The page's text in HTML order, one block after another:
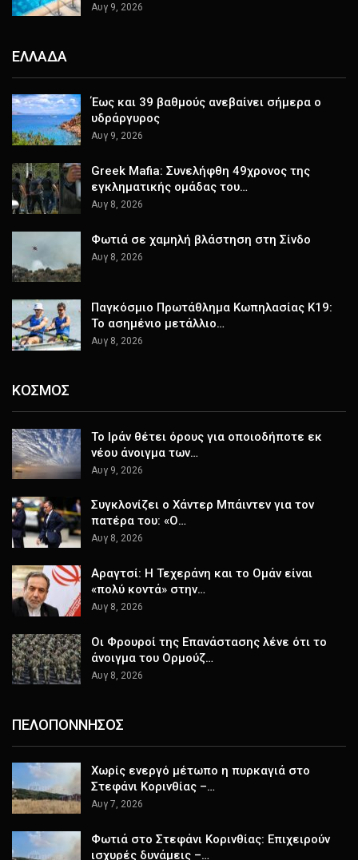
Αυγ 9, 2026
ΕΛΛΑΔΑ
Έως και 39 βαθμούς ανεβαίνει σήμερα ο
υδράργυρος
Αυγ 9, 2026
Greek Mafia: Συνελήφθη 49χρονος της
εγκληματικής ομάδας του…
Αυγ 8, 2026
Φωτιά σε χαμηλή βλάστηση στη Σίνδο
Αυγ 8, 2026
Παγκόσμιο Πρωτάθλημα Κωπηλασίας Κ19:
Το ασημένιο μετάλλιο…
Αυγ 8, 2026
ΚΟΣΜΟΣ
Το Ιράν θέτει όρους για οποιοδήποτε εκ
νέου άνοιγμα των…
Αυγ 9, 2026
Συγκλονίζει ο Χάντερ Μπάιντεν για τον
πατέρα του: «Ο…
Αυγ 8, 2026
Αραγτσί: Η Τεχεράνη και το Ομάν είναι
«πολύ κοντά» στην…
Αυγ 8, 2026
Οι Φρουροί της Επανάστασης λένε ότι το
άνοιγμα του Ορμούζ…
Αυγ 8, 2026
ΠΕΛΟΠΟΝΝΗΣΟΣ
Χωρίς ενεργό μέτωπο η πυρκαγιά στο
Στεφάνι Κορινθίας –…
Αυγ 7, 2026
Φωτιά στο Στεφάνι Κορινθίας: Επιχειρούν
ισχυρές δυνάμεις –…